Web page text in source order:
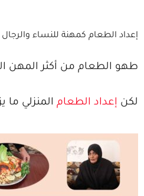
إعداد الطعام كمهنة للنساء
طهو الطعام من أكثر المهن
لكن إعداد الطعام المنزلي